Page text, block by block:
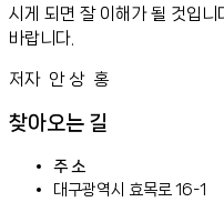
시게 되면 잘 이해가 될 것입니
바랍니다.
저자 안 상 홍
찾아오는 길
주 소
대구광역시 효목로 16-1